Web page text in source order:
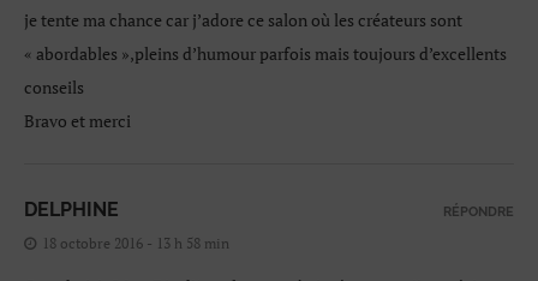
je tente ma chance car j’adore ce salon où les créateurs sont
« abordables »,pleins d’humour parfois mais toujours d’excellents
conseils
Bravo et merci
DELPHINE
18 octobre 2016 - 13 h 58 min
RÉPONDRE